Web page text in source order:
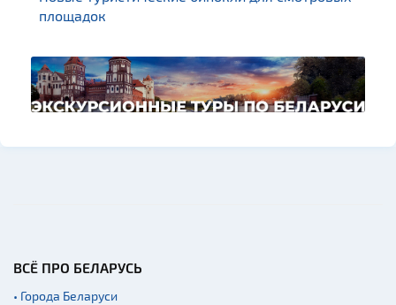
площадок
ВСЁ ПРО БЕЛАРУСЬ
• Города Беларуси